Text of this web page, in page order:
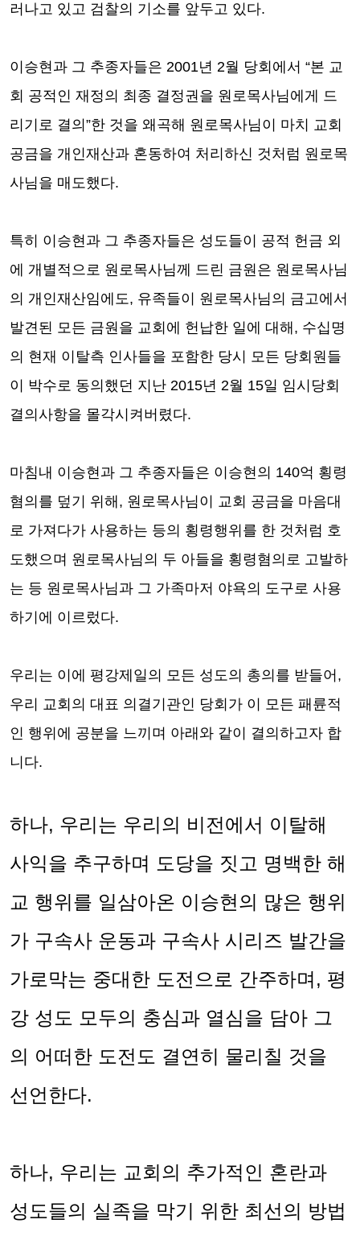
러나고 있고 검찰의 기소를 앞두고 있다.
이승현과 그 추종자들은 2001년 2월 당회에서 “본 교
회 공적인 재정의 최종 결정권을 원로목사님에게 드
리기로 결의 ”한 것을 왜곡해 원로목사님이 마치 교회
공금을 개인재산과 혼동하여 처리하신 것처럼 원로목
사님을 매도했다.
특히 이승현과 그 추종자들은 성도들이 공적 헌금 외
에 개별적으로 원로목사님께 드린 금원은 원로목사님
의 개인재산임에도, 유족들이 원로목사님의 금고에서
발견된 모든 금원을 교회에 헌납한 일에 대해 , 수십명
의 현재 이탈측 인사들을 포함한 당시 모든 당회원들
이 박수로 동의했던 지난 2015년 2월 15일 임시당회
결의사항을 몰각시켜버렸다.
마침내 이승현과 그 추종자들은 이승현의 140억 횡령
혐의를 덮기 위해 , 원로목사님이 교회 공금을 마음대
로 가져다가 사용하는 등의 횡령행위를 한 것처럼 호
도했으며 원로목사님의 두 아들을 횡령혐의로 고발하
는 등 원로목사님과 그 가족마저 야욕의 도구로 사용
하기에 이르렀다.
우리는 이에 평강제일의 모든 성도의 총의를 받들어 ,
우리 교회의 대표 의결기관인 당회가 이 모든 패륜적
인 행위에 공분을 느끼며 아래와 같이 결의하고자 합
니다.
하나, 우리는 우리의 비전에서 이탈해
사익을 추구하며 도당을 짓고 명백한 해
교 행위를 일삼아온 이승현의 많은 행위
가 구속사 운동과 구속사 시리즈 발간을
가로막는 중대한 도전으로 간주하며, 평
강 성도 모두의 충심과 열심을 담아 그
의 어떠한 도전도 결연히 물리칠 것을
선언한다.
하나, 우리는 교회의 추가적인 혼란과
성도들의 실족을 막기 위한 최선의 방법